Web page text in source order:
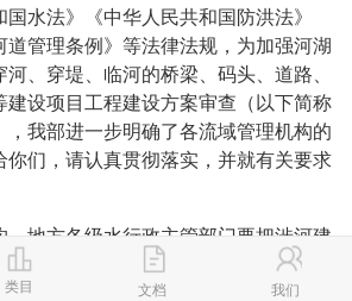
水法》《中华人民共和国防洪法》
道管理条例》等法律法规，为加强河湖
、穿堤、临河的桥梁、码头、道路、
建设项目工程建设方案审查（以下简称
我部进一步明确了各流域管理机构的
你们，请认真贯彻落实，并就有关要求
、地方各级水行政主管部门要把涉河建
河湖水域岸线管理的重要内容，纳入河
法依规强化全链条监管，强化责任落实
类目 文档 我们